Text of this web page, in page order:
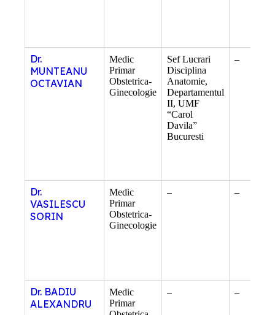
Dr.
MUNTEANU
OCTAVIAN
Medic
Primar
Obstetrica-
Ginecologie
Sef Lucrari
Disciplina
Anatomie,
Departamentul
II, UMF
“Carol
Davila”
Bucuresti
–
Dr.
VASILESCU
SORIN
Medic
Primar
Obstetrica-
Ginecologie
– –
Dr. BADIU
ALEXANDRU
Medic
Primar
– –